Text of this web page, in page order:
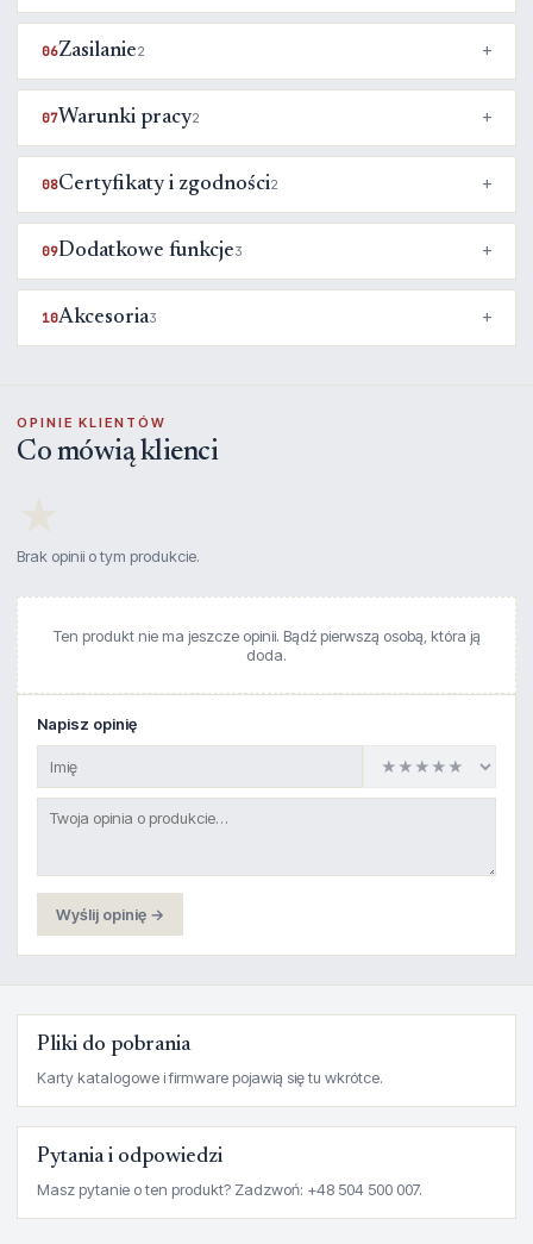
06Zasilanie2
07Warunki pracy2
08Certyfikaty i zgodności2
09Dodatkowe funkcje3
10Akcesoria3
OPINIE KLIENTÓW
Co mówią klienci
Brak opinii o tym produkcie.
Ten produkt nie ma jeszcze opinii. Bądź pierwszą osobą, która ją
doda.
Napisz opinię
Wyślij opinię →
Pliki do pobrania
Karty katalogowe i firmware pojawią się tu wkrótce.
Pytania i odpowiedzi
Masz pytanie o ten produkt? Zadzwoń: +48 504 500 007.